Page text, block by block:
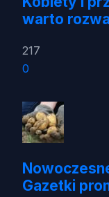
warto
217
0
Gazetki